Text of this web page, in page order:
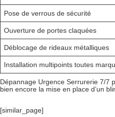
Pose de verrous de sécurité
Ouverture de portes claquées
Déblocage de rideaux métalliques
Installation multipoints toutes
Dépannage Urgence Serrurerie 7/7
bien encore la mise en place d’un
[similar_page]